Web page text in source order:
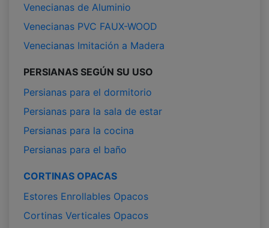
Venecianas de Aluminio
Venecianas PVC FAUX-WOOD
Venecianas Imitación a Madera
PERSIANAS SEGÚN SU USO
Persianas para el dormitorio
Persianas para la sala de estar
Persianas para la cocina
Persianas para el baño
CORTINAS OPACAS
Estores Enrollables Opacos
Cortinas Verticales Opacos